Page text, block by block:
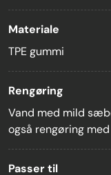
Materiale
TPE gummi
Rengøring
Vand med mild
også rengøring
Passer til